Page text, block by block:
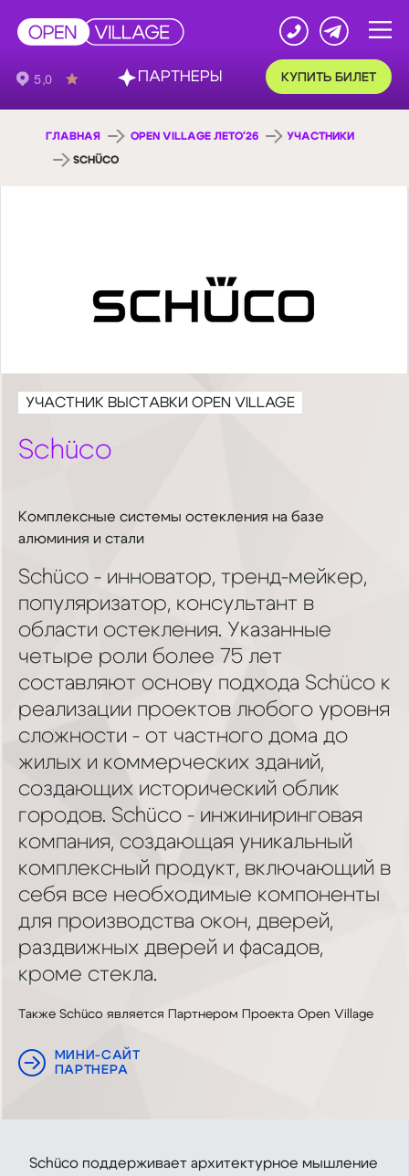
КУПИТЬ БИЛЕТ
ГЛАВНАЯ OPEN VILLAGE ЛЕТО'26 УЧАСТНИКИ
SCHÜCO
УЧАСТНИК ВЫСТАВКИ OPEN VILLAGE
Schüco
Комплексные системы остекления на базе
алюминия и стали
Schüco - инноватор, тренд-мейкер,
популяризатор, консультант в
области остекления. Указанные
четыре роли более 75 лет
составляют основу подхода Schüco к
реализации проектов любого уровня
сложности - от частного дома до
жилых и коммерческих зданий,
создающих исторический облик
городов. Schüco - инжиниринговая
компания, создающая уникальный
комплексный продукт, включающий в
себя все необходимые компоненты
для производства окон, дверей,
раздвижных дверей и фасадов,
кроме стекла.
Также Schüco является Партнером Проекта Open Village
МИНИ-САЙТ
ПАРТНЕРА
Schüco поддерживает архитектурное мышление